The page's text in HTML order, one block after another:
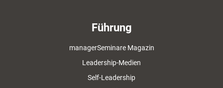
Führung
managerSeminare Magazin
Leadership-Medien
Self-Leadership